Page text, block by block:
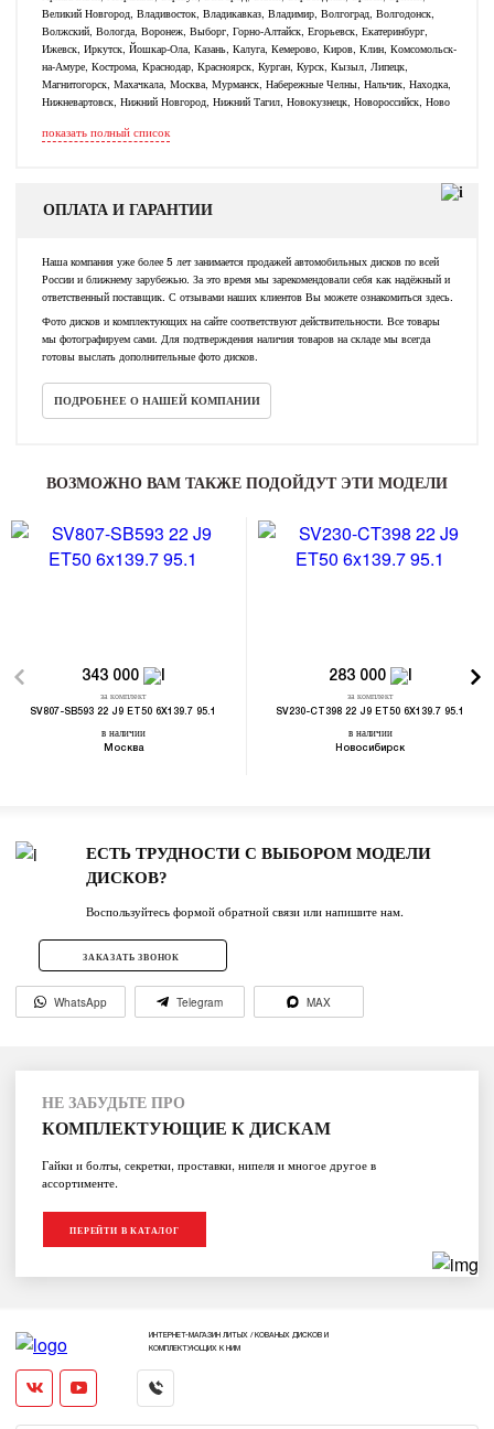
Великий Новгород, Владивосток, Владикавказ, Владимир, Волгоград, Волгодонск,
Волжский, Вологда, Воронеж, Выборг, Горно-Алтайск, Егорьевск, Екатеринбург,
Ижевск, Иркутск, Йошкар-Ола, Казань, Калуга, Кемерово, Киров, Клин, Комсомольск-
на-Амуре, Кострома, Краснодар, Красноярск, Курган, Курск, Кызыл, Липецк,
Магнитогорск, Махачкала, Москва, Мурманск, Набережные Челны, Нальчик, Находка,
Нижневартовск, Нижний Новгород, Нижний Тагил, Новокузнецк, Новороссийск, Ново
показать полный список
ОПЛАТА И ГАРАНТИИ
Наша компания уже более 5 лет занимается продажей автомобильных дисков по всей
России и ближнему зарубежью. За это время мы зарекомендовали себя как надёжный и
ответственный поставщик. С отзывами наших клиентов Вы можете ознакомиться здесь.
Фото дисков и комплектующих на сайте соответствуют действительности. Все товары
мы фотографируем сами. Для подтверждения наличия товаров на складе мы всегда
готовы выслать дополнительные фото дисков.
ПОДРОБНЕЕ О НАШЕЙ КОМПАНИИ
ВОЗМОЖНО ВАМ ТАКЖЕ ПОДОЙДУТ ЭТИ МОДЕЛИ
343 000
за комплект
SV807-SB593 22 J9 ET50 6X139.7 95.1
в наличии
Москва
283 000
за комплект
SV230-CT398 22 J9 ET50 6X139.7 95.1
в наличии
Новосибирск
ЕСТЬ ТРУДНОСТИ С ВЫБОРОМ МОДЕЛИ
ДИСКОВ?
Воспользуйтесь формой обратной связи или напишите нам.
ЗАКАЗАТЬ ЗВОНОК
WhatsApp Telegram MAX
НЕ ЗАБУДЬТЕ ПРО
КОМПЛЕКТУЮЩИЕ К ДИСКАМ
Гайки и болты, секретки, проставки, нипеля и многое другое в
ассортименте.
ПЕРЕЙТИ В КАТАЛОГ
ИНТЕРНЕТ-МАГАЗИН ЛИТЫХ / КОВАНЫХ ДИСКОВ И
КОМПЛЕКТУЮЩИХ К НИМ